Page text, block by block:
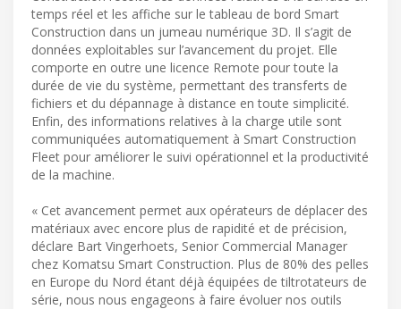
temps réel et les affiche sur le tableau de bord Smart
Construction dans un jumeau numérique 3D. Il s’agit de
données exploitables sur l’avancement du projet. Elle
comporte en outre une licence Remote pour toute la
durée de vie du système, permettant des transferts de
fichiers et du dépannage à distance en toute simplicité.
Enfin, des informations relatives à la charge utile sont
communiquées automatiquement à Smart Construction
Fleet pour améliorer le suivi opérationnel et la productivité
de la machine.
« Cet avancement permet aux opérateurs de déplacer des
matériaux avec encore plus de rapidité et de précision,
déclare Bart Vingerhoets, Senior Commercial Manager
chez Komatsu Smart Construction. Plus de 80% des pelles
en Europe du Nord étant déjà équipées de tiltrotateurs de
série, nous nous engageons à faire évoluer nos outils